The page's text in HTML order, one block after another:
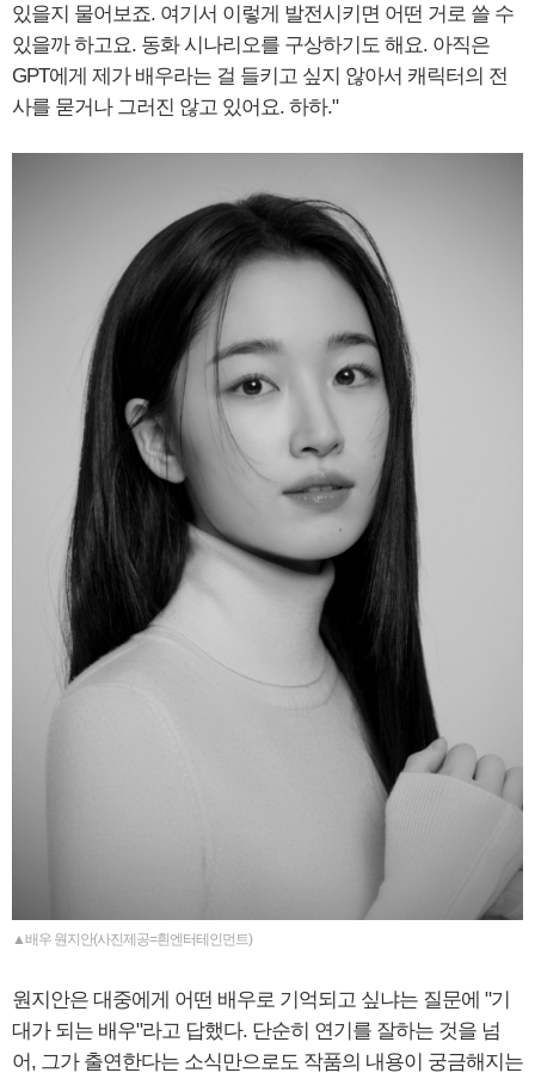
있을지 물어보죠. 여기서 이렇게 발전시키면 어떤 거로 쓸 수
있을까 하고요. 동화 시나리오를 구상하기도 해요. 아직은
GPT에게 제가 배우라는 걸 들키고 싶지 않아서 캐릭터의 전
사를 묻거나 그러진 않고 있어요. 하하."
▲배우 원지안(사진제공=흰엔터테인먼트)
원지안은 대중에게 어떤 배우로 기억되고 싶냐는 질문에 "기
대가 되는 배우"라고 답했다. 단순히 연기를 잘하는 것을 넘
어, 그가 출연한다는 소식만으로도 작품의 내용이 궁금해지는